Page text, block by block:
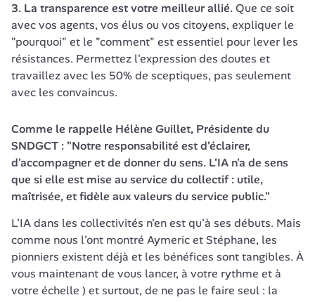
3. La transparence est votre meilleur allié. Que ce soit
avec vos agents, vos élus ou vos citoyens, expliquer le
"pourquoi" et le "comment" est essentiel pour lever les
résistances. Permettez l'expression des doutes et
travaillez avec les 50% de sceptiques, pas seulement
avec les convaincus.
Comme le rappelle Hélène Guillet, Présidente du
SNDGCT : "Notre responsabilité est d'éclairer,
d'accompagner et de donner du sens. L'IA n'a de sens
que si elle est mise au service du collectif : utile,
maîtrisée, et fidèle aux valeurs du service public."
L'IA dans les collectivités n'en est qu'à ses débuts. Mais
comme nous l'ont montré Aymeric et Stéphane, les
pionniers existent déjà et les bénéfices sont tangibles. À
vous maintenant de vous lancer, à votre rythme et à
votre échelle ) et surtout, de ne pas le faire seul : la